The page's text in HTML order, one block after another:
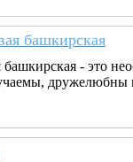
башкирская
башкирская - это
дружелюбны